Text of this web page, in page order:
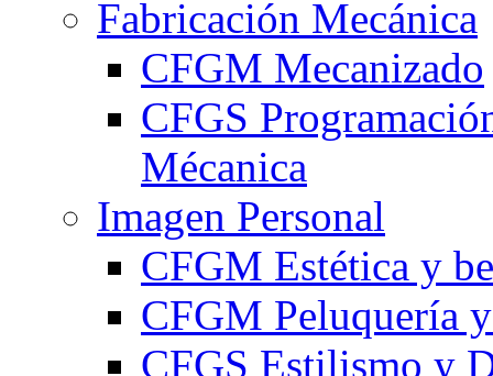
Fabricación Mecánica
CFGM Mecanizado
CFGS
Mécanica
Imagen Personal
CFGM Estética y
CFGM Peluquería
CFGS Estilismo y